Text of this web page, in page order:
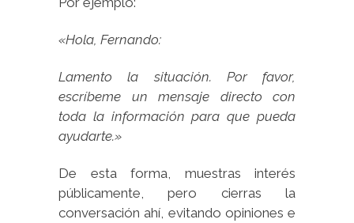
«Hola, Fernando:
Lamento la situación. Por favor,
escríbeme un mensaje directo con
toda la información para que pueda
ayudarte.»
De esta forma, muestras interés
públicamente, pero cierras la
conversación ahí, evitando opiniones e